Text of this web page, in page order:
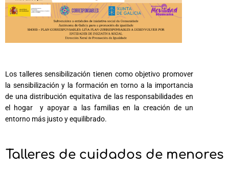
Los talleres sensibilización tienen como objetivo promover
la sensibilización y la formación en torno a la importancia
de una distribución equitativa de las responsabilidades en
el hogar y apoyar a las familias en la creación de un
entorno más justo y equilibrado.
Talleres de cuidados de menores